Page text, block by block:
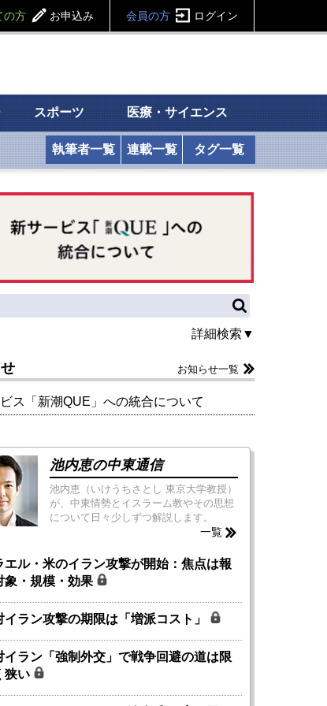
の方 お申込み 会員の方 ログイン
スポーツ 医療・サイエンス
執筆者一覧 連載一覧 タグ一覧
詳細検索▼
お知らせ一覧
ス「新潮QUE」への統合について
池内恵の中東通信
池内恵（いけうちさとし 東京大学教授）
が、中東情勢とイスラーム教やその思想
について日々少しずつ解説します。
一覧
エル・米のイラン攻撃が開始：焦点は報
象・規模・効果
イラン攻撃の期限は「増派コスト」
イラン「強制外交」で戦争回避の道は限
狭い